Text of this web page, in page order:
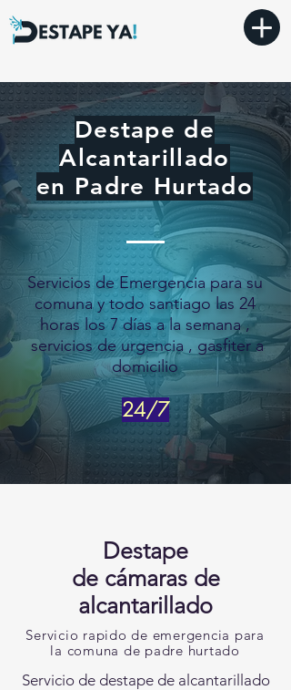
Destape de
Alcantarillado
en Padre Hurtado
Servicios de Emergencia para su
comuna y todo santiago las 24
horas los 7 días a la semana ,
servicios de urgencia , gasfiter a
domicilio
24/7
Destape
de cámaras de
alcantarillado
Servicio rapido de emergencia para
la comuna de padre hurtado
Servicio de destape de alcantarillado